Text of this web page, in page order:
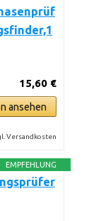
15,60 €
ansehen
Versandkosten
EMPFEHLUNG